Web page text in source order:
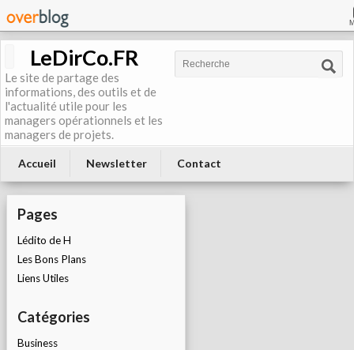
LeDirCo.FR
Le site de partage des
informations, des outils et de
l'actualité utile pour les
managers opérationnels et les
managers de projets.
Accueil Newsletter Contact
Pages
Lédito de H
Les Bons Plans
Liens Utiles
Catégories
Business